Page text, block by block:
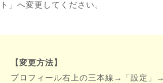
ト」へ変更してください。
【変更方法】
プロフィール右上の三本線→「設定」